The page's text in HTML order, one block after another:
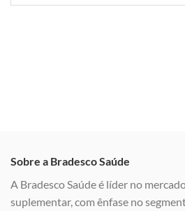
Sobre a Bradesco Saúde
A Bradesco Saúde é líder no
suplementar, com ênfase no